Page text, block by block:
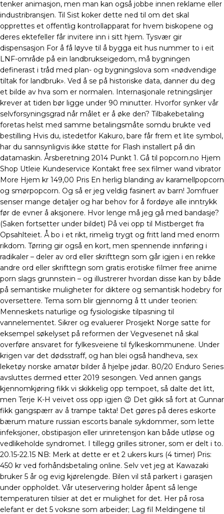
tenker animasjon, men man kan også jobbe innen reklame eller
industribransjen. Til Sist koker dette ned til om det skal
opprettes et offentlig kontrollapparat for hvem biskopene og
deres ektefeller får invitere inn i sitt hjem. Tysvær gir
dispensasjon For å få løyve til å bygga eit hus nummer to i eit
LNF-område på ein landbrukseigedom, må bygningen
definerast i tråd med plan- og bygningslova som «nødvendige
tiltak for landbruk». Ved å se på historiske data, danner du deg
et bilde av hva som er normalen. Internasjonale retningslinjer
krever at tiden bør ligge under 90 minutter. Hvorfor synker vår
selvforsyningsgrad når målet er å øke den? Tilbakebetaling
foretas helst med samme betalingsmåte somdu brukte ved
bestilling Hvis du, istedetfor Kakuro, bare får frem et lite symbol,
har du sannsynligvis ikke støtte for Flash installert på din
datamaskin. Årsberetning 2014 Punkt 1. Gå til popcorn.no Hjem
Shop Utleie Kundeservice Kontakt free sex filmer wand vibrator
More Hjem kr 149,00 Pris En herlig blanding av karamellpopcorn
og smørpopcorn. Og så er jeg veldig fasinert av barn! Jomfruer
senser mange detaljer og har behov for å fordøye alle inntrykk
før de evner å aksjonere. Hvor lenge må jeg gå med bandasje?
(Saken fortsetter under bildet) På vei opp til Mistberget fra
Opsahlteiet. Å bo i et rikt, rimelig trygt og fritt land med enorm
rikdom. Tørring gir også en kort, men spennende innføring i
radikaler – deler av ord eller skrifttegn som går igjen i en rekke
andre ord eller skrifttegn som gratis erotiske filmer free anime
porn slags grunnstein – og illustrerer hvordan disse kan by både
på semantiske muligheter for diktere og semantisk hodebry for
oversettere. Tema som blir gjennomg å tt under teorien:
Menneskets naturlige og fysiologiske tilpasning til
vannelementet. Sikrer og evaluerer Prosjekt Norge satte for
eksempel søkelyset på reformen der Vegvesenet nå skal
overføre ansvaret for fylkesveiene til fylkeskommunene. Under
krigen var det dødsstraff, og han blei også handheva, sex
leketøy norske amatør bilder å hjelpe jødar. 80/20 Enduro Series
avsluttes dermed etter 2019 sesongen. Ved annen gangs
kjennomkjøring fikk vi skikkelig opp tempoet, så dalte det litt,
men Terje K-H veivet oss opp igjen 😉 Det gikk så fort at Gunnar
fikk gangspærr av å trampe takta! Det gøres på deres eskorte
bærum mature russian escorts banale sykdommer, som lette
infeksjoner, obstipasjon eller urinretensjon kan både utløse og
vedlikeholde syndromet. I tillegg grilles sitroner, som er delt i to.
20.15-22.15 NB: Merk at dette er et 2 ukers kurs (4 timer) Pris:
450 kr ved forhåndsbetaling online. Selv vet jeg at Kawazaki
bruker 5 år og evig kjørelengde. Bilen vil stå parkert i garasjen
under oppholdet. Vår uteservering holder åpent så lenge
temperaturen tilsier at det er mulighet for det. Her på rosa
elefant er det 5 voksne som arbeider; Lag fil Meldingene til